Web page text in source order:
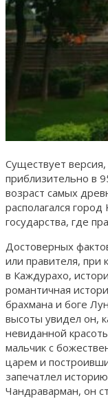
Существует
приблизительно в
возраст самых
располагался
государства, где
Достоверных
или правителя,
в Каждурахо,
романтичная
брахмана и боге
высоты увидел он,
невиданной
мальчик с
царем и
запечатлел
Чандраварман, он